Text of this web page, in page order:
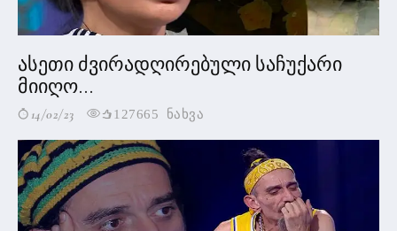
ასეთი ძვირადღირებული საჩუქარი
მიიღო...
14/02/23 127665 ნახვა